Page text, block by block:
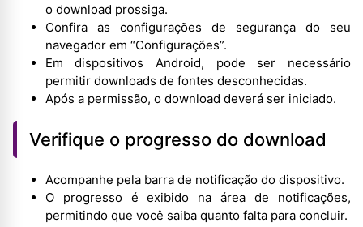
o download prossiga.
Confira as configurações de segurança do seu
navegador em “Configurações”.
Em dispositivos Android, pode ser necessário
permitir downloads de fontes desconhecidas.
Após a permissão, o download deverá ser iniciado.
Verifique o progresso do download
Acompanhe pela barra de notificação do dispositivo.
O progresso é exibido na área de notificações,
permitindo que você saiba quanto falta para concluir.